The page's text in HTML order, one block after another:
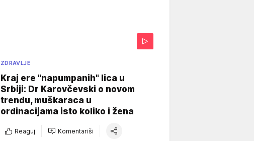
ZDRAVLJE
Kraj ere "napumpanih" lica u
Srbiji: Dr Karovčevski o novom
trendu, muškaraca u
ordinacijama isto koliko i žena
Reaguj Komentariši